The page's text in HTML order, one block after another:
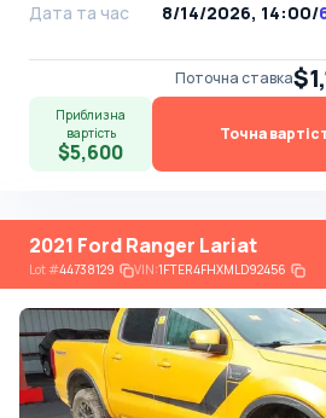
Дата та час
8/14/2026, 14:00/
Поточна ставка
Приблизна
вартість
$5,600
Точна
2021 Ford Ranger Lariat
Lot#44738129 VIN:1FTER4FHXMLD92456